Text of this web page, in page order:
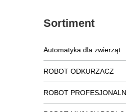
Sortiment
Automatyka dla zwierząt
ROBOT ODKURZACZ
ROBOT